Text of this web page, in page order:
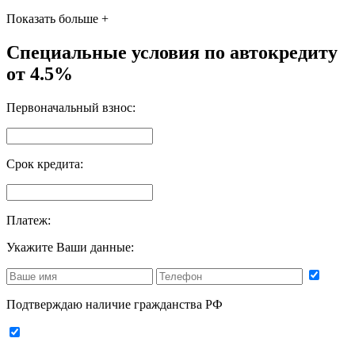
Показать больше +
Специальные условия по автокредиту
от 4.5%
Первоначальный взнос:
Срок кредита:
Платеж:
Укажите Ваши данные:
Подтверждаю наличие гражданства РФ